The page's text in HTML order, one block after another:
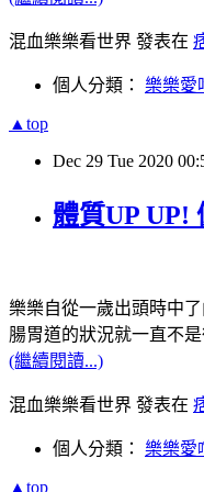
混血樂樂看世界 發表在
個人分類： 樂樂愛
▲top
Dec 29 Tue 2020
體質UP UP!
樂樂自從一歲出頭時中
腸胃道的狀況就一直不
(繼續閱讀...)
混血樂樂看世界 發表在
個人分類： 樂樂愛
▲top